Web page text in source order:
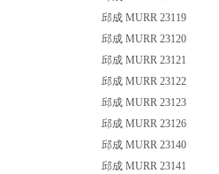
邱成 MURR 23119
邱成 MURR 23120
邱成 MURR 23121
邱成 MURR 23122
邱成 MURR 23123
邱成 MURR 23126
邱成 MURR 23140
邱成 MURR 23141